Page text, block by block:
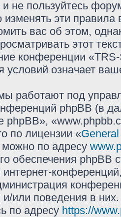
и не пользуйтесь
изменять эти
вас об этом,
этот
конференции
условий означает
работают под
phpBB (в
phpBB»,
по лицензии «
можно по адресу
обеспечения phpBB
и/или поведения в
по адресу https://